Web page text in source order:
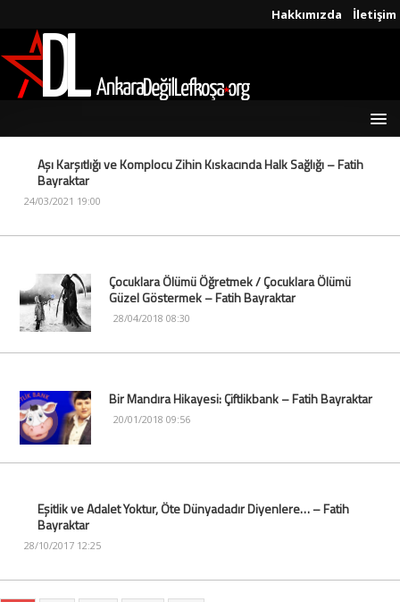
Hakkımızda İletişim
Aşı Karşıtlığı ve Komplocu Zihin Kıskacında Halk Sağlığı – Fatih
Bayraktar
24/03/2021 19:00
Çocuklara Ölümü Öğretmek / Çocuklara Ölümü
Güzel Göstermek – Fatih Bayraktar
28/04/2018 08:30
Bir Mandıra Hikayesi: Çiftlikbank – Fatih Bayraktar
20/01/2018 09:56
Eşitlik ve Adalet Yoktur, Öte Dünyadadır Diyenlere… – Fatih
Bayraktar
28/10/2017 12:25